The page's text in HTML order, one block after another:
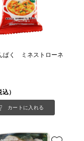
ぱく ミネストローネ
）
カートに入れる